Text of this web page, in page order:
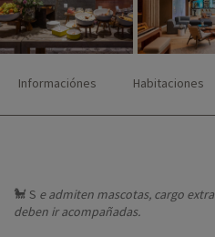
Informaciónes Habitaciones
🐩 S e admiten mascotas, cargo extra
deben ir acompañadas.